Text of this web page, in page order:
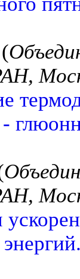
-